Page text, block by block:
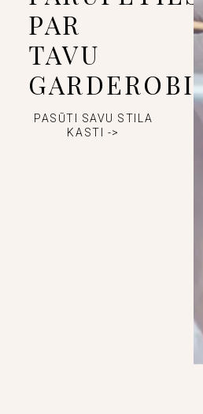
PAR
TAVU
GARDEROBI
PASŪTI SAVU STILA
KASTI ->